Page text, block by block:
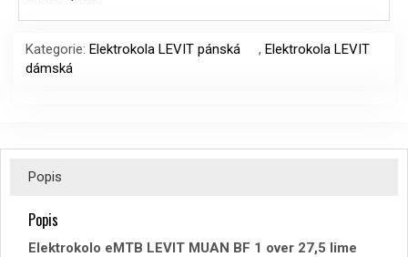
Kategorie: Elektrokola LEVIT pánská , Elektrokola LEVIT
dámská
Popis
Popis
Elektrokolo eMTB LEVIT MUAN BF 1 over 27,5 lime